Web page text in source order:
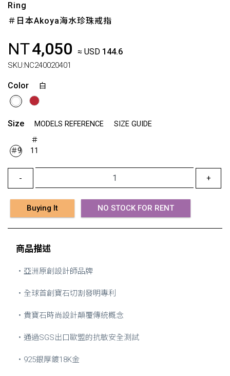
Ring
＃日本Akoya海水珍珠戒指
NT4,050 ≈ USD 144.6
SKU:NC240020401
Color 白
Size MODELS REFERENCE SIZE GUIDE
＃9
＃
11
- +
Buying It NO STOCK FOR RENT
商品描述
・亞洲原創設計師品牌
・全球首創寶石切割發明專利
・貴寶石時尚設計顛覆傳統概念
・通過SGS出口歐盟的抗敏安全測試
・925銀厚鍍18K金